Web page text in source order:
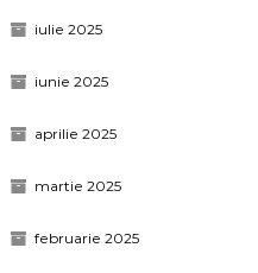
iulie 2025
iunie 2025
aprilie 2025
martie 2025
februarie 2025